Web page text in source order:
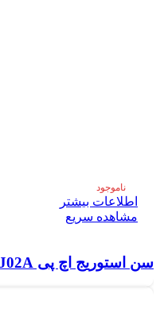
ناموجود
اطلاعات بیشتر
مشاهده سریع
سن استوریج اچ پی MSA 2052 LFF Q1J02A